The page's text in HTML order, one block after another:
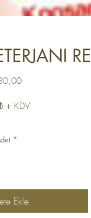
Fiyat
+ KDV
*
Ekle